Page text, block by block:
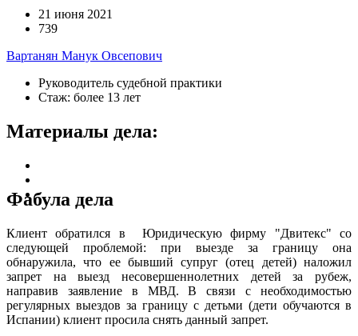
21 июня 2021
739
Вартанян Манук Овсепович
Руководитель судебной практики
Стаж: более 13 лет
Материалы дела:
Фабула дела
Клиент обратился в Юридическую фирму "Двитекс" со
следующей проблемой: при выезде за границу она
обнаружила, что ее бывший супруг (отец детей) наложил
запрет на выезд несовершеннолетних детей за рубеж,
направив заявление в МВД. В связи с необходимостью
регулярных выездов за границу с детьми (дети обучаются в
Испании) клиент просила снять данный запрет.